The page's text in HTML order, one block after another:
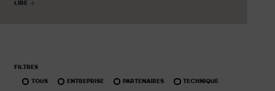
LIRE
FILTRES
TOUS
ENTREPRISE PARTENAIRES TECHNIQUE